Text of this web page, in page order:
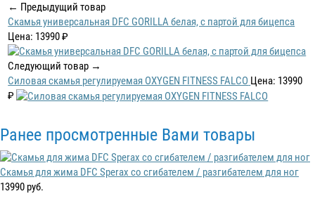
← Предыдущий товар
Скамья универсальная DFC GORILLA белая, с партой для бицепса
Цена: 13990 ₽
Следующий товар →
Силовая скамья регулируемая OXYGEN FITNESS FALCO Цена: 13990
₽
Ранее просмотренные Вами товары
Скамья для жима DFC Sperax со сгибателем / разгибателем для ног
13990 руб.